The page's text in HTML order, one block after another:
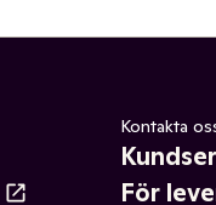
Kontakta
För